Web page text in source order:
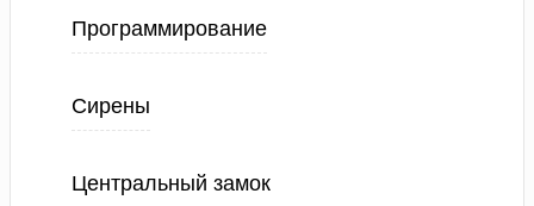
Программирование
Сирены
Центральный замок